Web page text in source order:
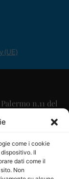
come i cookie
Il
dati come il
Non
(UE)
n.11 del